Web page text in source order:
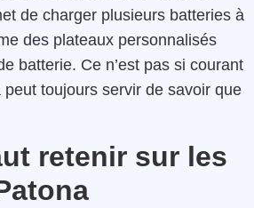
de charger plusieurs batteries à
des plateaux personnalisés
batterie. Ce n’est pas si courant
toujours servir de savoir que
retenir sur les